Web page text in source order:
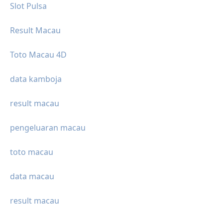
Slot Pulsa
Result Macau
Toto Macau 4D
data kamboja
result macau
pengeluaran macau
toto macau
data macau
result macau